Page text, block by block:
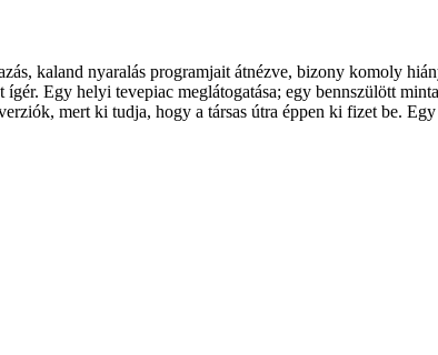
kaland nyaralás programjait átnézve, bizony komoly
Egy helyi tevepiac meglátogatása; egy bennszülött
mert ki tudja, hogy a társas útra éppen ki fizet be.